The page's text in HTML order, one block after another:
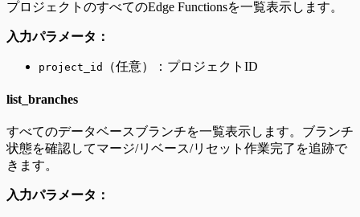
プロジェクトのすべてのEdge Functionsを一覧表示します。
入力パラメータ：
project_id （任意）：プロジェクトID
list_branches
すべてのデータベースブランチを一覧表示します。ブランチ
状態を確認してマージ/リベース/リセット作業完了を追跡で
きます。
入力パラメータ：